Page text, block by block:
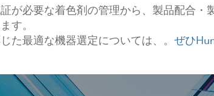
が必要な着色剤の管理から、製品配合
す。
た最適な機器選定については、。 ぜひ